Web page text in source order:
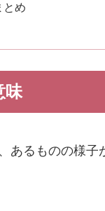
とめ
味
あるものの様子